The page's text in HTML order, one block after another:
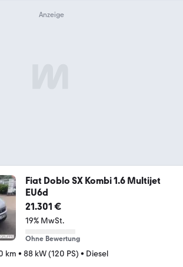
Fiat Doblo SX Kombi 1.6 Multijet
EU6d
21.301 €
19% MwSt.
Ohne Bewertung
km • 88 kW (120 PS) • Diesel